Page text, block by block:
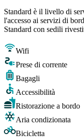
Standard è il livello di
l'accesso ai servizi di
Standard con sedili
Wifi
Prese di corrente
Bagagli
Accessibilità
Ristorazione a bordo
Aria condizionata
Bicicletta